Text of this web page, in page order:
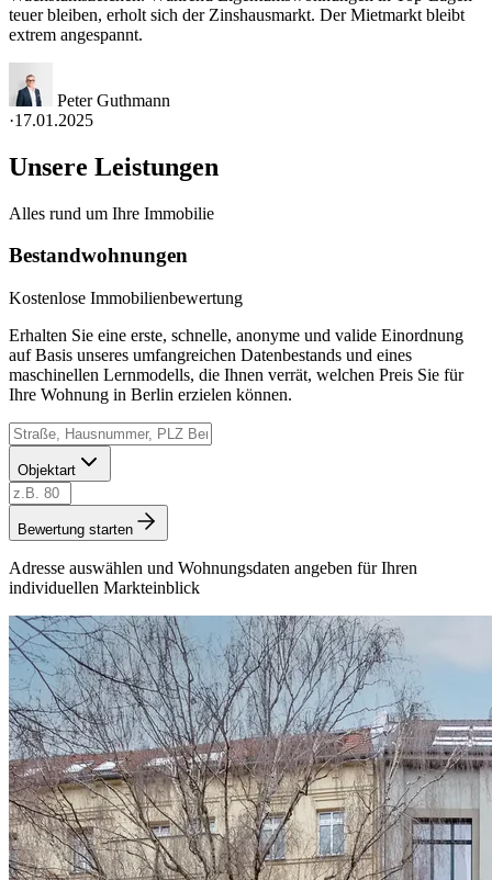
teuer bleiben, erholt sich der Zinshausmarkt. Der Mietmarkt bleibt
extrem angespannt.
Peter Guthmann
·17.01.2025
Unsere Leistungen
Alles rund um Ihre Immobilie
Bestandwohnungen
Kostenlose Immobilienbewertung
Erhalten Sie eine erste, schnelle, anonyme und valide Einordnung
auf Basis unseres umfangreichen Datenbestands und eines
maschinellen Lernmodells, die Ihnen verrät, welchen Preis Sie für
Ihre Wohnung in Berlin erzielen können.
Objektart
Bewertung starten
Adresse auswählen und Wohnungsdaten angeben für Ihren
individuellen Markteinblick